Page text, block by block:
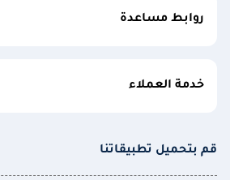
روابط مساعدة
خدمة العملاء
قم بتحميل تطبيقاتنا